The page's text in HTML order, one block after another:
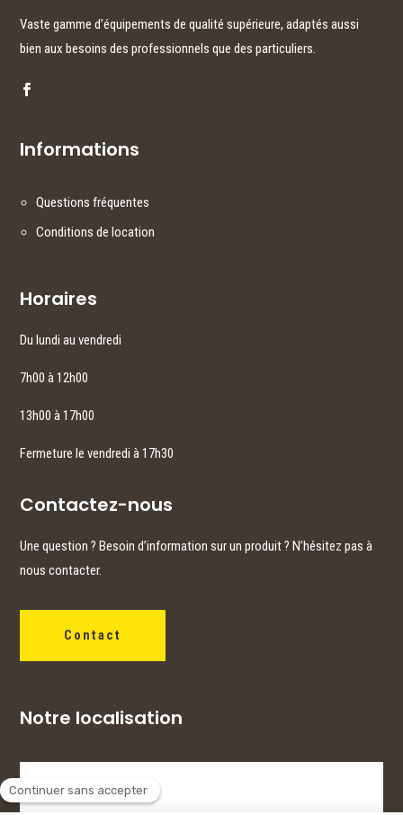
Vaste gamme d’équipements de qualité supérieure, adaptés aussi
bien aux besoins des professionnels que des particuliers.
Informations
Questions fréquentes
Conditions de location
Horaires
Du lundi au vendredi
7h00 à 12h00
13h00 à 17h00
Fermeture le vendredi à 17h30
Contactez-nous
Une question ? Besoin d’information sur un produit ? N’hésitez pas à
nous contacter.
Contact
Notre localisation